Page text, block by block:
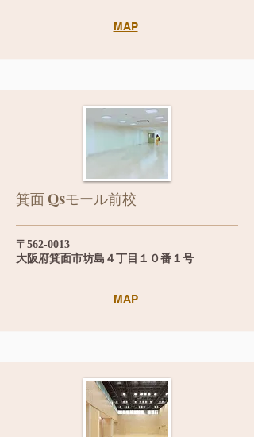
MAP
箕面 Qsモール前校
〒562-0013
大阪府箕面市坊島４丁目１０番１号
MAP